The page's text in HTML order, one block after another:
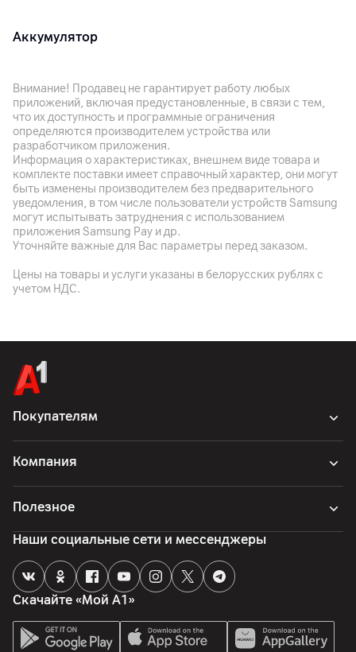
Аккумулятор
Наушник: Li-pol 40 мАч, зарядный чехол: Li-pol 500 мАч;
зарядка через кабель USB Type-C, поддержка быстрой
зарядки
Время работы
Проигрывание музыки до 6 ч
Корпус
Цвет
Белый
Вес
Общий вес: 49 г
Гарантия
12мес.
Импортер
ООО "ДНК Трейд", 220118, Республика Беларусь, г.Минск,
ул.Машиностроителей, д.29 пом.219
Производитель
Infinix Mobility Limited, Flat N, 16/F., Block B, Universal
Industrial Centre, 19-25 Shan Mei Street, Fotan, New
Страна производитель
Китай
Комплект поставки
футляр, комплектная документация, наушники, кабель
Внимание! Продавец не гарантирует работу любых
приложений, включая предустановленные, в связи с тем,
что их доступность и программные ограничения
определяются производителем устройства или
разработчиком приложения.
Информация о характеристиках, внешнем виде товара и
комплекте поставки имеет справочный характер, они могут
быть изменены производителем без предварительного
уведомления, в том числе пользователи устройств Samsung
могут испытывать затруднения с использованием
приложения Samsung Pay и др.
Уточняйте важные для Вас параметры перед заказом.
Цены на товары и услуги указаны в белорусских рублях с
учетом НДС.
Покупателям
Компания
Полезное
Скачайте «Мой А1»
Наши социальные сети и мессенджеры